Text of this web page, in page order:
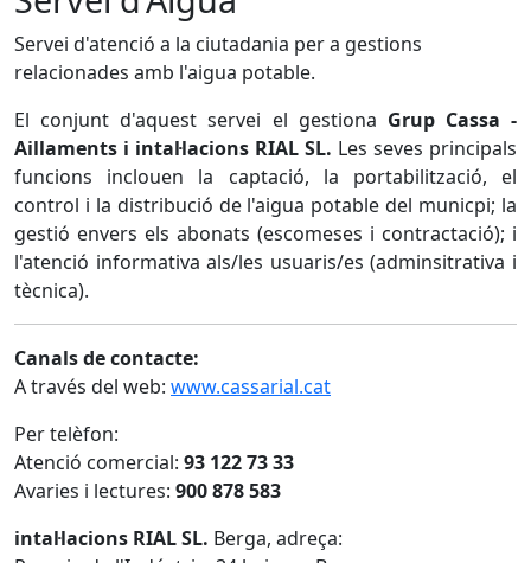
Servei d'atenció a la ciutadania per a gestions
relacionades amb l'aigua potable.
El conjunt d'aquest servei el gestiona Grup Cassa -
Aillaments i intal·lacions RIAL SL. Les seves principals
funcions inclouen la captació, la portabilització, el
control i la distribució de l'aigua potable del municpi; la
gestió envers els abonats (escomeses i contractació); i
l'atenció informativa als/les usuaris/es (adminsitrativa i
tècnica).
Canals de contacte:
A través del web: www.cassarial.cat
Per telèfon:
Atenció comercial: 93 122 73 33
Avaries i lectures: 900 878 583
intal·lacions RIAL SL. Berga, adreça: